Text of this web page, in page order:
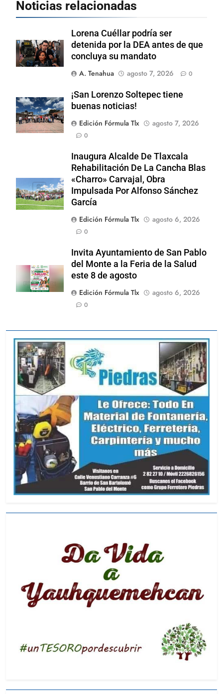
Noticias relacionadas
Lorena Cuéllar podría ser
detenida por la DEA antes de que
concluya su mandato
A. Tenahua
agosto 7, 2026 0
¡San Lorenzo Soltepec tiene
buenas noticias!
Edición Fórmula Tlx
agosto 7, 2026
0
Inaugura Alcalde De Tlaxcala
Rehabilitación De La Cancha Blas
«Charro» Carvajal, Obra
Impulsada Por Alfonso Sánchez
García
Edición Fórmula Tlx
agosto 6, 2026
0
Invita Ayuntamiento de San Pablo
del Monte a la Feria de la Salud
este 8 de agosto
Edición Fórmula Tlx
agosto 6, 2026
0